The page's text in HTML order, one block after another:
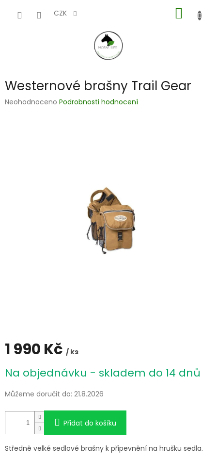
CZK
KOŠÍK
Westernové brašny Trail Gear
Průměrné
Neohodnoceno Podrobnosti hodnocení
1 990 Kč / ks
cena:
Na objednávku - skladem do 14 dnů
Můžeme doručit do: 21.8.2026
Přidat do košíku
Středně velké sedlové brašny k připevnění na hrušku sedla.